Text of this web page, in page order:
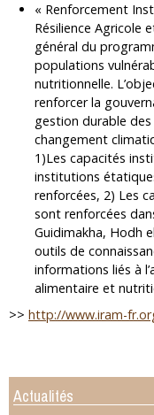
« Renforcement
Résilience Agricole
général du
populations
nutritionnelle.
renforcer la
gestion durable
changement
1)Les capacités
institutions
renforcées, 2) Les
sont renforcées
Guidimakha, Hodh
outils de
informations liés à
alimentaire et
>> http://www.iram-
Actualités